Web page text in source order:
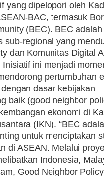
yang dipelopori oleh
BAC, termasuk
(BEC). BEC adalah
sub-regional yang
dan Komunitas Digital
ini menjadi
pertumbuhan
dasar kebijakan
baik (good neighbor
ekonomi di
(IKN). “BEC
untuk menciptakan
di ASEAN. Melalui
Indonesia,
Good Neighbor